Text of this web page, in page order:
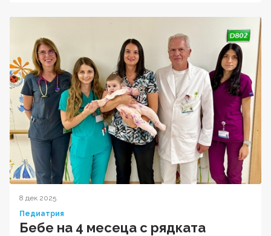
8 дек 2025
Педиатрия
Бебе на 4 месеца с рядката